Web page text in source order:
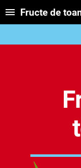
Fructe de